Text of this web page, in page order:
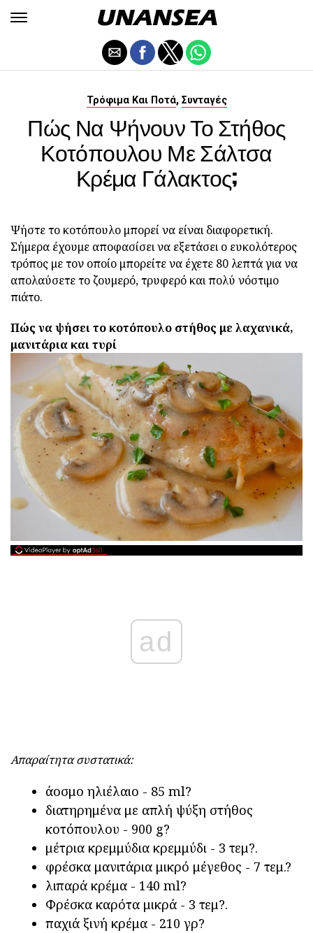
Τρόφιμα Και Ποτά, Συνταγές
Πώς Να Ψήνουν Το Στήθος
Κοτόπουλου Με Σάλτσα
Κρέμα Γάλακτος;
Ψήστε το κοτόπουλο μπορεί να είναι διαφορετική.
Σήμερα έχουμε αποφασίσει να εξετάσει ο ευκολότερος
τρόπος με τον οποίο μπορείτε να έχετε 80 λεπτά για να
απολαύσετε το ζουμερό, τρυφερό και πολύ νόστιμο
πιάτο.
Πώς να ψήσει το κοτόπουλο στήθος με λαχανικά,
μανιτάρια και τυρί
ad
Απαραίτητα συστατικά:
άοσμο ηλιέλαιο - 85 ml?
διατηρημένα με απλή ψύξη στήθος
κοτόπουλου - 900 g?
μέτρια κρεμμύδια κρεμμύδι - 3 τεμ?.
φρέσκα μανιτάρια μικρό μέγεθος - 7 τεμ.?
λιπαρά κρέμα - 140 ml?
Φρέσκα καρότα μικρά - 3 τεμ?.
παχιά ξινή κρέμα - 210 γρ?